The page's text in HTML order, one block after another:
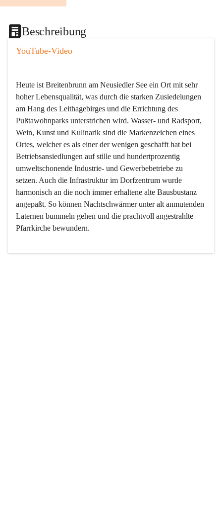
Beschreibung
YouTube-Video
Heute ist Breitenbrunn am Neusiedler See ein Ort mit sehr
hoher Lebensqualität, was durch die starken Zusiedelungen
am Hang des Leithagebirges und die Errichtung des
Pußtawohnparks unterstrichen wird. Wasser- und Radsport,
Wein, Kunst und Kulinarik sind die Markenzeichen eines
Ortes, welcher es als einer der wenigen geschafft hat bei
Betriebsansiedlungen auf stille und hundertprozentig
umweltschonende Industrie- und Gewerbebetriebe zu
setzen. Auch die Infrastruktur im Dorfzentrum wurde
harmonisch an die noch immer erhaltene alte Bausbustanz
angepaßt. So können Nachtschwärmer unter alt anmutenden
Laternen bummeln gehen und die prachtvoll angestrahlte
Pfarrkirche bewundern.
Der Weinbau dominert heute nicht mehr, ist aber integrativer